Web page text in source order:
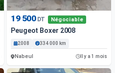
19 500 DT Négociable
Peugeot Boxer 2008
2008 334 000 km
Nabeul Il y a 1 mois